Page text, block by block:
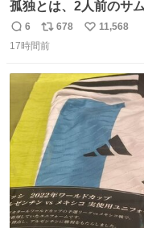
孤独とは、2人前のサ
ことである←好きすぎる
返
信
6
リ
ポ
ト
数
678
い
数
11,568
17時間前